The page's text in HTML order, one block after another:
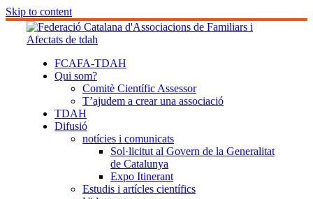
Skip to content
FCAFA-TDAH
Qui som?
Comitè Científic Assessor
T’ajudem a crear una associació
TDAH
Difusió
notícies i comunicats
Sol·licitut al Govern de la Generalitat
de Catalunya
Expo Itinerant
Estudis i artícles científics